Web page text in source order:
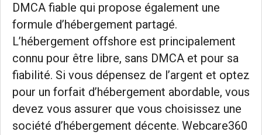
DMCA fiable qui propose également une
formule d’hébergement partagé.
L’hébergement offshore est principalement
connu pour être libre, sans DMCA et pour sa
fiabilité. Si vous dépensez de l’argent et optez
pour un forfait d’hébergement abordable, vous
devez vous assurer que vous choisissez une
société d’hébergement décente. Webcare360